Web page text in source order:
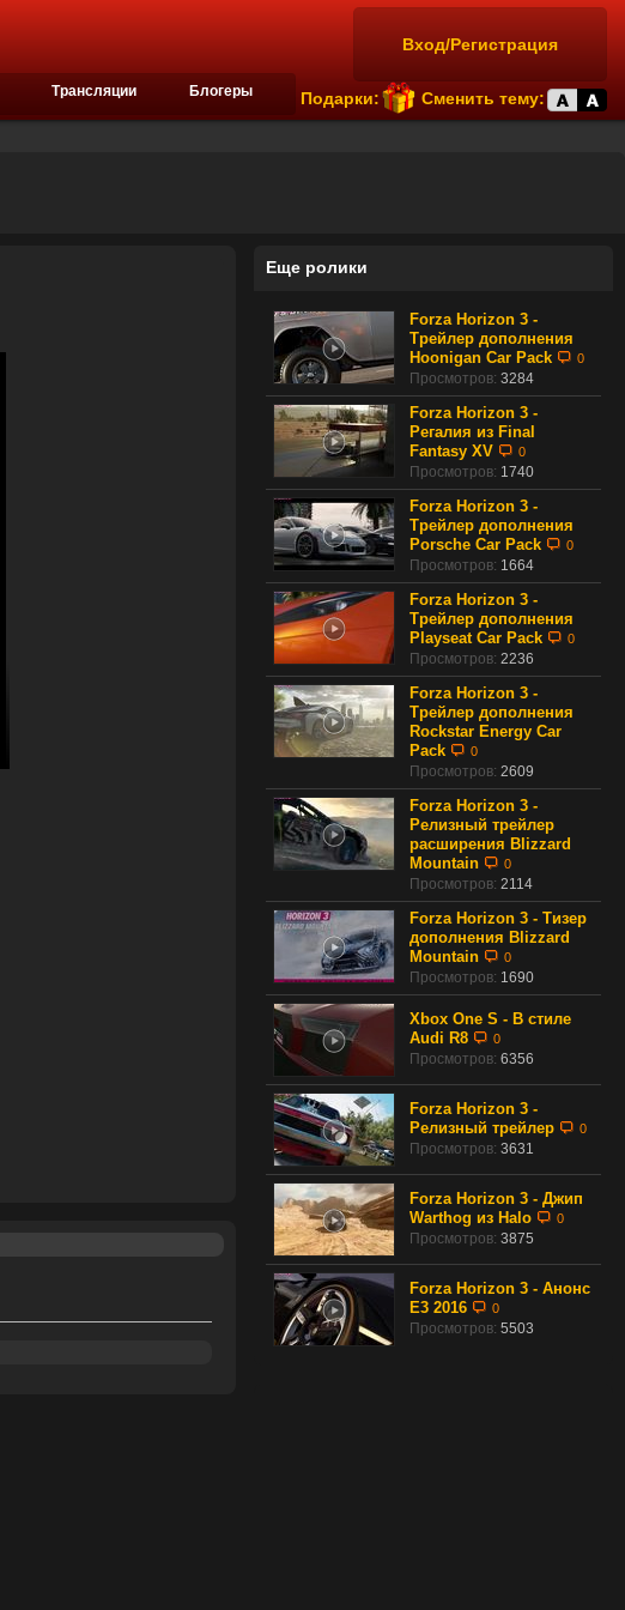
Вход/Регистрация
Подарки: Сменить тему:
Трансляции Блогеры
Еще ролики
Forza Horizon 3 -
Трейлер дополнения
Hoonigan Car Pack
0
Просмотров: 3284
Forza Horizon 3 -
Регалия из Final
Fantasy XV
0
Просмотров: 1740
Forza Horizon 3 -
Трейлер дополнения
Porsche Car Pack
0
Просмотров: 1664
Forza Horizon 3 -
Трейлер дополнения
Playseat Car Pack
0
Просмотров: 2236
Forza Horizon 3 -
Трейлер дополнения
Rockstar Energy Car
Pack
0
Просмотров: 2609
Forza Horizon 3 -
Релизный трейлер
расширения Blizzard
Mountain
0
Просмотров: 2114
Forza Horizon 3 - Тизер
дополнения Blizzard
Mountain
0
Просмотров: 1690
Xbox One S - В стиле
Audi R8
0
Просмотров: 6356
Forza Horizon 3 -
Релизный трейлер
0
Просмотров: 3631
Forza Horizon 3 - Джип
Warthog из Halo
0
Просмотров: 3875
Forza Horizon 3 - Анонс
E3 2016
0
Просмотров: 5503